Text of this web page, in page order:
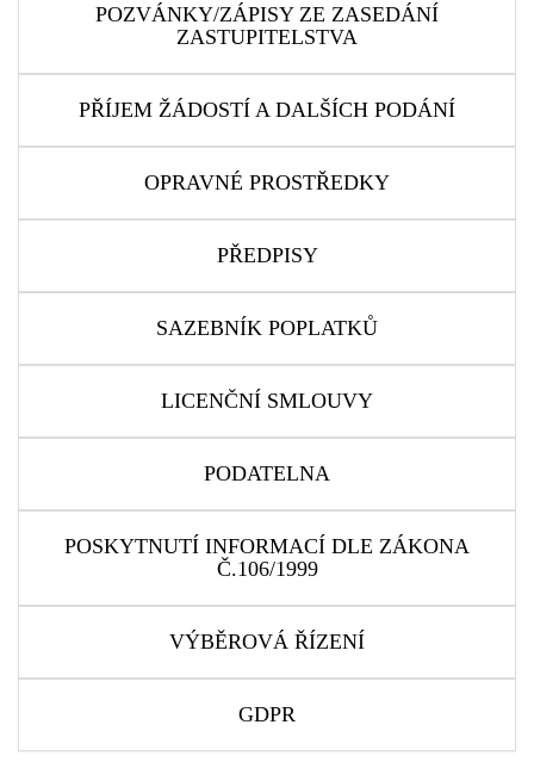
POZVÁNKY/ZÁPISY ZE ZASEDÁNÍ
ZASTUPITELSTVA
PŘÍJEM ŽÁDOSTÍ A DALŠÍCH PODÁNÍ
OPRAVNÉ PROSTŘEDKY
PŘEDPISY
SAZEBNÍK POPLATKŮ
LICENČNÍ SMLOUVY
PODATELNA
POSKYTNUTÍ INFORMACÍ DLE ZÁKONA
Č.106/1999
VÝBĚROVÁ ŘÍZENÍ
GDPR